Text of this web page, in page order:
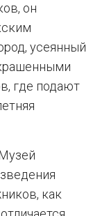
он
усеянный
где подают
как